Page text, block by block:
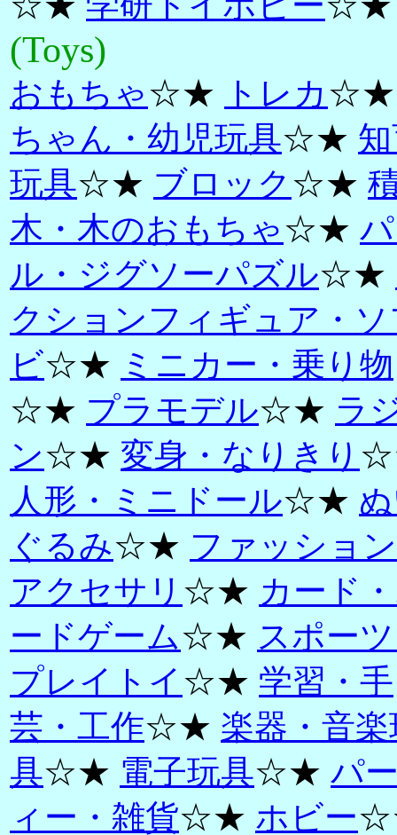
(Toys)
おもちゃ☆★ トレカ
ちゃん・幼児玩具☆★
玩具☆★ ブロック ☆★
木・木のおもちゃ☆★
ル・ジグソーパズル☆★
クションフィギュア・ソ
ビ☆★ ミニカー・乗り物
☆★ プラモデル☆★ ラ
ン☆★ 変身・なりきり
人形・ミニドール☆★
ぐるみ☆★ ファッショ
アクセサリ ☆★ カード
ードゲーム☆★ スポー
プレイトイ ☆★ 学習・手
芸・工作☆★ 楽器・音楽
具☆★ 電子玩具☆★ パ
ィー・雑貨☆★ ホビー